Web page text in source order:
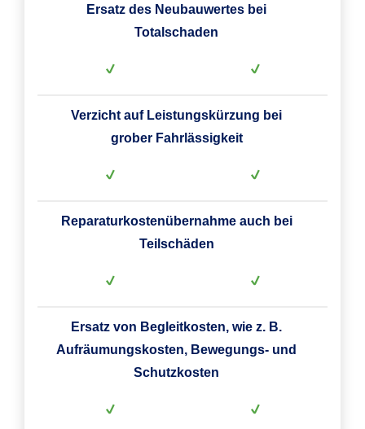
Ersatz des Neubauwertes bei
Totalschaden
Verzicht auf Leistungskürzung bei
grober Fahrlässigkeit
Reparaturkostenübernahme auch bei
Teilschäden
Ersatz von Begleitkosten, wie z. B.
Aufräumungskosten, Bewegungs- und
Schutzkosten